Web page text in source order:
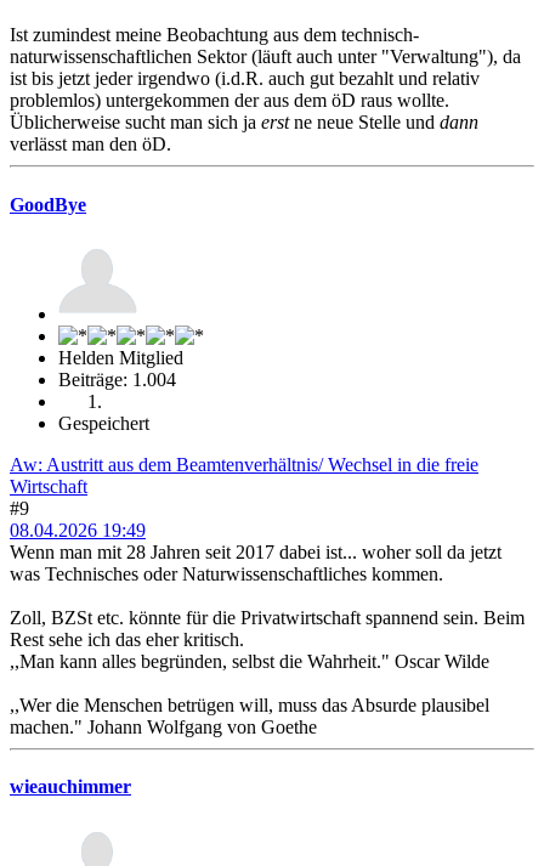
Ist zumindest meine Beobachtung aus dem technisch-
naturwissenschaftlichen Sektor (läuft auch unter "Verwaltung"), da
ist bis jetzt jeder irgendwo (i.d.R. auch gut bezahlt und relativ
problemlos) untergekommen der aus dem öD raus wollte.
Üblicherweise sucht man sich ja erstne neue Stelle und dann
verlässt man den öD.
GoodBye
Helden Mitglied
Beiträge: 1.004
Gespeichert
Aw: Austritt aus dem Beamtenverhältnis/ Wechsel in die freie
Wirtschaft
#9
08.04.2026 19:49
Wenn man mit 28 Jahren seit 2017 dabei ist... woher soll da jetzt
was Technisches oder Naturwissenschaftliches kommen.
Zoll, BZSt etc. könnte für die Privatwirtschaft spannend sein. Beim
Rest sehe ich das eher kritisch.
,,Man kann alles begründen, selbst die Wahrheit." Oscar Wilde
,,Wer die Menschen betrügen will, muss das Absurde plausibel
machen." Johann Wolfgang von Goethe
wieauchimmer